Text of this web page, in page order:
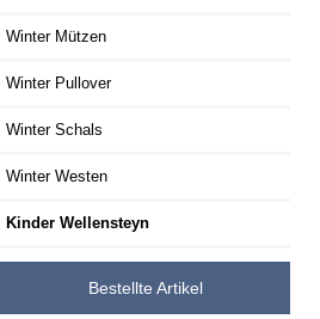
Winter Mützen
Winter Pullover
Winter Schals
Winter Westen
Kinder Wellensteyn
Bestellte Artikel